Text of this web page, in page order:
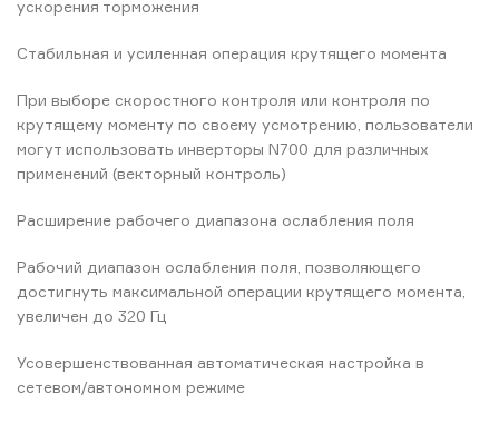
ускорения торможения
Стабильная и усиленная операция крутящего момента
При выборе скоростного контроля или контроля по
крутящему моменту по своему усмотрению, пользователи
могут использовать инверторы N700 для различных
применений (векторный контроль)
Расширение рабочего диапазона ослабления поля
Рабочий диапазон ослабления поля, позволяющего
достигнуть максимальной операции крутящего момента,
увеличен до 320 Гц
Усовершенствованная автоматическая настройка в
сетевом/автономном режиме